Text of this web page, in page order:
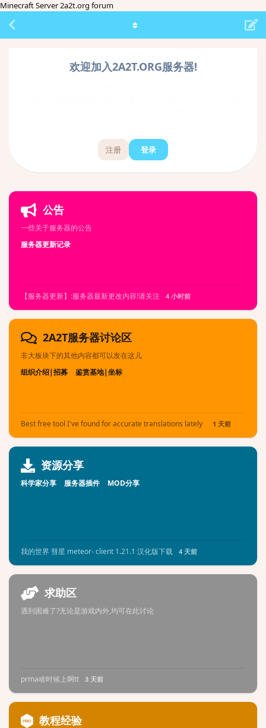
Minecraft Server 2a2t.org forum
欢迎加入2A2T.ORG服务器!
注册 登录
公告
一些关于服务器的公告
服务器更新记录
【服务器更新】:服务器最新更改内容!请关注 4 小时前
2A2T服务器讨论区
非大板块下的其他内容都可以发在这儿
组织介绍|招募
鉴赏基地|坐标
Best free tool I've found for accurate translations lately 1 天前
资源分享
科学家分享 服务器插件 MOD分享
我的世界 彗星 meteor- client 1.21.1 汉化版下载 4 天前
求助区
遇到困难了?无论是游戏内外,均可在此讨论
prma啥时候上啊tt 3 天前
教程经验